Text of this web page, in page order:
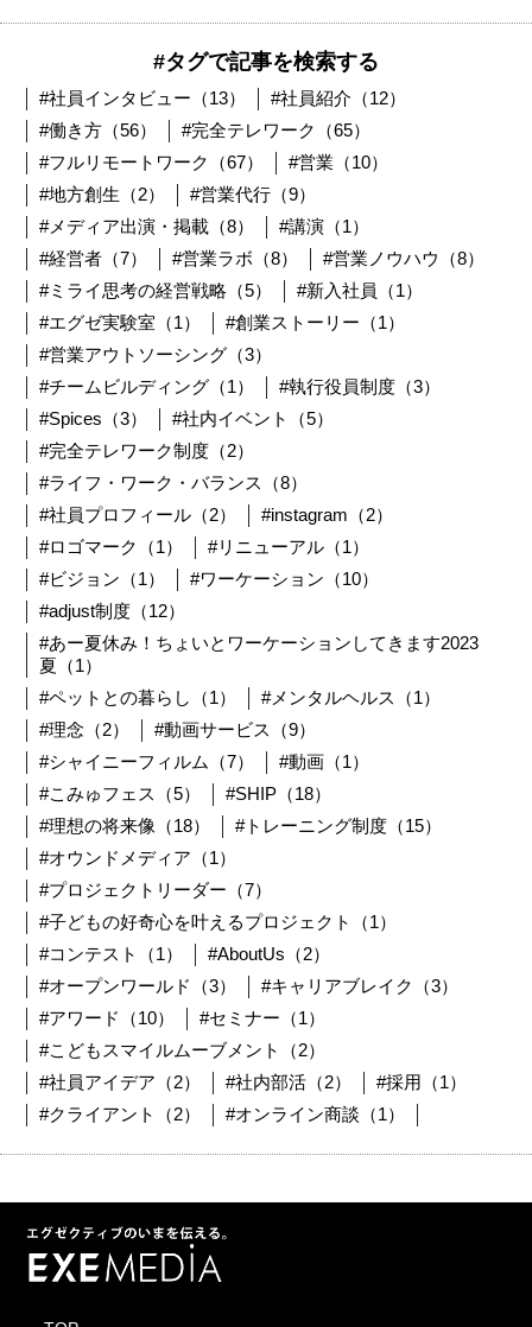
#タグで記事を検索する
#社員インタビュー（13）
#社員紹介（12）
#働き方（56）
#完全テレワーク（65）
#フルリモートワーク（67）
#営業（10）
#地方創生（2）
#営業代行（9）
#メディア出演・掲載（8）
#講演（1）
#経営者（7）
#営業ラボ（8）
#営業ノウハウ（8）
#ミライ思考の経営戦略（5）
#新入社員（1）
#エグゼ実験室（1）
#創業ストーリー（1）
#営業アウトソーシング（3）
#チームビルディング（1）
#執行役員制度（3）
#Spices（3）
#社内イベント（5）
#完全テレワーク制度（2）
#ライフ・ワーク・バランス（8）
#社員プロフィール（2）
#instagram（2）
#ロゴマーク（1）
#リニューアル（1）
#ビジョン（1）
#ワーケーション（10）
#adjust制度（12）
#あー夏休み！ちょいとワーケーションしてきます2023
夏（1）
#ペットとの暮らし（1）
#メンタルヘルス（1）
#理念（2）
#動画サービス（9）
#シャイニーフィルム（7）
#動画（1）
#こみゅフェス（5）
#SHIP（18）
#理想の将来像（18）
#トレーニング制度（15）
#オウンドメディア（1）
#プロジェクトリーダー（7）
#子どもの好奇心を叶えるプロジェクト（1）
#コンテスト（1）
#AboutUs（2）
#オープンワールド（3）
#キャリアブレイク（3）
#アワード（10）
#セミナー（1）
#こどもスマイルムーブメント（2）
#社員アイデア（2）
#社内部活（2）
#採用（1）
#クライアント（2）
#オンライン商談（1）